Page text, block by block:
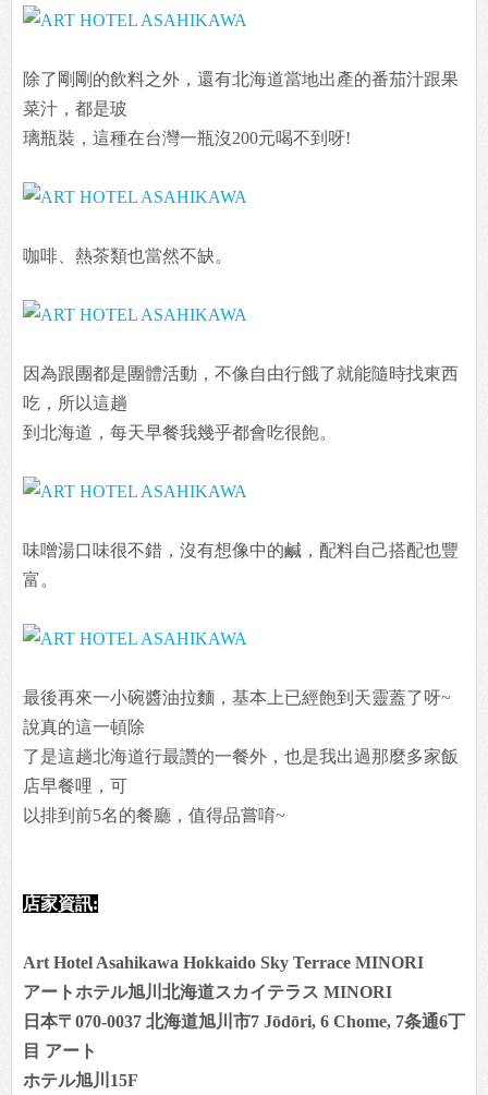
除了剛剛的飲料之外，還有北海道當地出產的番茄汁跟果
菜汁，都是玻
璃瓶裝，這種在台灣一瓶沒200元喝不到呀!
咖啡、熱茶類也當然不缺。
因為跟團都是團體活動，不像自由行餓了就能隨時找東西
吃，所以這趟
到北海道，每天早餐我幾乎都會吃很飽。
味噌湯口味很不錯，沒有想像中的鹹，配料自己搭配也豐
富。
最後再來一小碗醬油拉麵，基本上已經飽到天靈蓋了呀~
說真的這一頓除
了是這趟北海道行最讚的一餐外，也是我出過那麼多家飯
店早餐哩，可
以排到前5名的餐廳，值得品嘗唷~
店家資訊:
Art Hotel Asahikawa Hokkaido Sky Terrace MINORI
アートホテル旭川北海道スカイテラス MINORI
日本〒070-0037 北海道旭川市7 Jōdōri, 6 Chome, 7条通6丁
目 アート
ホテル旭川15F